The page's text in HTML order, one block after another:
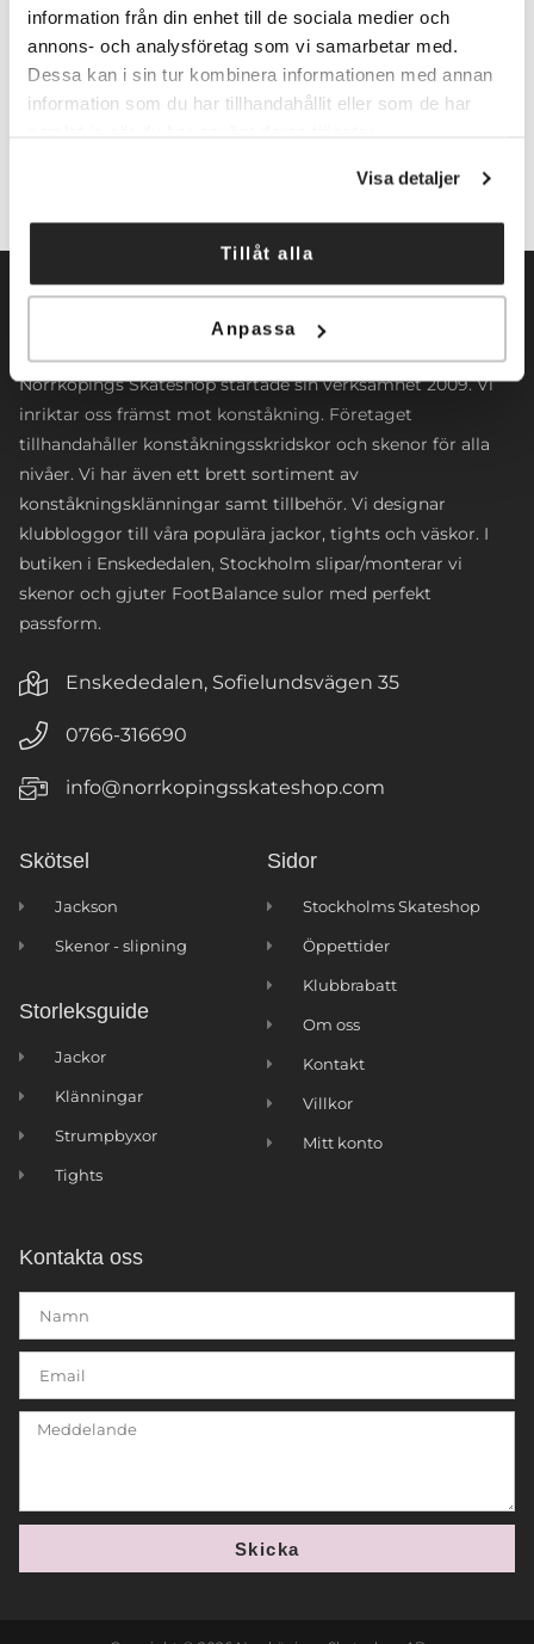
information från din enhet till de sociala medier och
annons- och analysföretag som vi samarbetar med.
Dessa kan i sin tur kombinera informationen med annan
information som du har tillhandahållit eller som de har
Visa detaljer
Tillåt alla
Anpassa
Lägg till i varukorg
Norrköpings Skateshop startade sin verksamhet 2009. Vi
inriktar oss främst mot konståkning. Företaget
tillhandahåller konståkningsskridskor och skenor för alla
nivåer. Vi har även ett brett sortiment av
konståkningsklänningar samt tillbehör. Vi designar
klubbloggor till våra populära jackor, tights och väskor. I
butiken i Enskededalen, Stockholm slipar/monterar vi
skenor och gjuter FootBalance sulor med perfekt
passform.
Enskededalen, Sofielundsvägen 35
0766-316690
info@norrkopingsskateshop.com
Skötsel
Jackson
Skenor - slipning
Storleksguide
Jackor
Klänningar
Strumpbyxor
Tights
Sidor
Stockholms Skateshop
Öppettider
Klubbrabatt
Om oss
Kontakt
Villkor
Mitt konto
Kontakta oss
Skicka